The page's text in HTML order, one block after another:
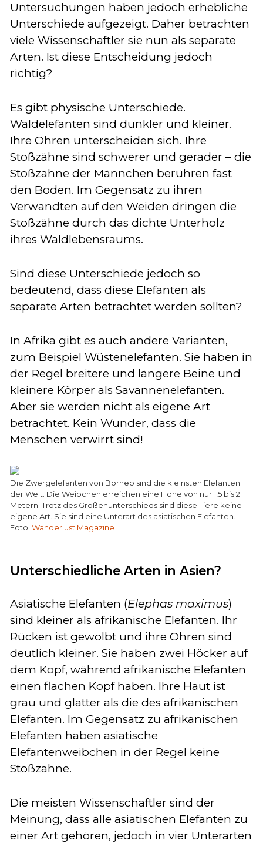
Untersuchungen haben jedoch erhebliche
Unterschiede aufgezeigt. Daher betrachten
viele Wissenschaftler sie nun als separate
Arten. Ist diese Entscheidung jedoch
richtig?
Es gibt physische Unterschiede.
Waldelefanten sind dunkler und kleiner.
Ihre Ohren unterscheiden sich. Ihre
Stoßzähne sind schwerer und gerader – die
Stoßzähne der Männchen berühren fast
den Boden. Im Gegensatz zu ihren
Verwandten auf den Weiden dringen die
Stoßzähne durch das dichte Unterholz
ihres Waldlebensraums.
Sind diese Unterschiede jedoch so
bedeutend, dass diese Elefanten als
separate Arten betrachtet werden sollten?
In Afrika gibt es auch andere Varianten,
zum Beispiel Wüstenelefanten. Sie haben in
der Regel breitere und längere Beine und
kleinere Körper als Savannenelefanten.
Aber sie werden nicht als eigene Art
betrachtet. Kein Wunder, dass die
Menschen verwirrt sind!
Die Zwergelefanten von Borneo sind die kleinsten Elefanten
der Welt. Die Weibchen erreichen eine Höhe von nur 1,5 bis 2
Metern. Trotz des Größenunterschieds sind diese Tiere keine
eigene Art. Sie sind eine Unterart des asiatischen Elefanten.
Foto: Wanderlust Magazine
Unterschiedliche Arten in Asien?
Asiatische Elefanten (Elephas maximus)
sind kleiner als afrikanische Elefanten. Ihr
Rücken ist gewölbt und ihre Ohren sind
deutlich kleiner. Sie haben zwei Höcker auf
dem Kopf, während afrikanische Elefanten
einen flachen Kopf haben. Ihre Haut ist
grau und glatter als die des afrikanischen
Elefanten. Im Gegensatz zu afrikanischen
Elefanten haben asiatische
Elefantenweibchen in der Regel keine
Stoßzähne.
Die meisten Wissenschaftler sind der
Meinung, dass alle asiatischen Elefanten zu
einer Art gehören, jedoch in vier Unterarten